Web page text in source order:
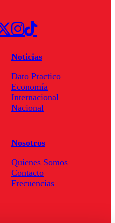
Noticias
Dato Practico
Economía
Internacional
Nacional
Nosotros
Quienes Somos
Contacto
Frecuencias